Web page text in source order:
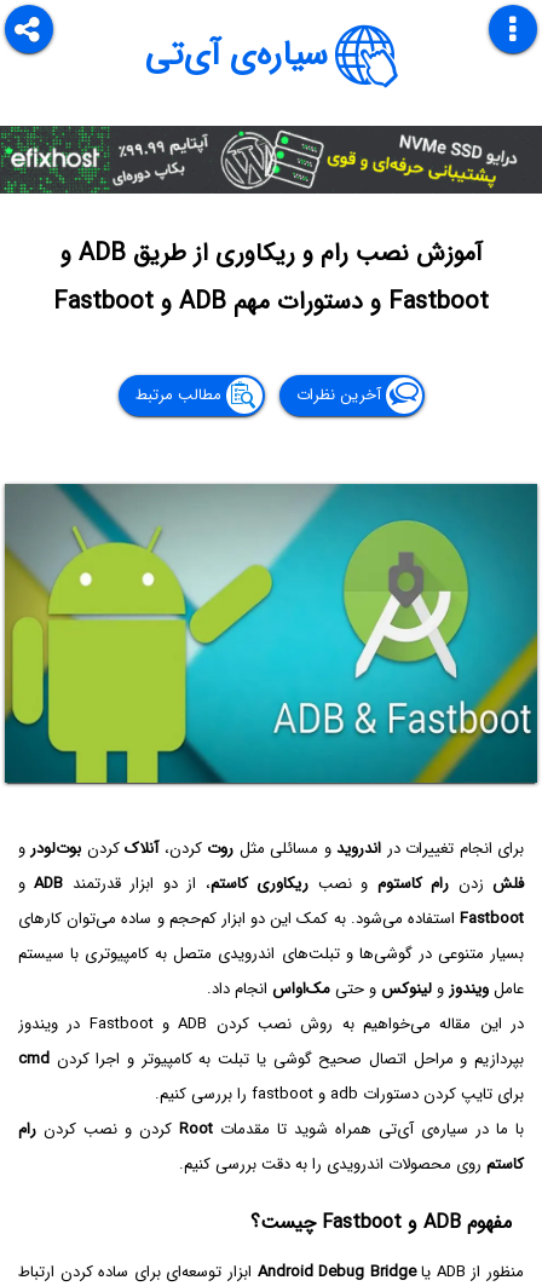
سیاره‌ی آی‌تی
آموزش نصب رام و ریکاوری از طریق ADB و
Fastboot و دستورات مهم ADB و Fastboot
آخرین نظرات مطالب مرتبط
برای انجام تغییرات در اندرویدو مسائلی مثل روت کردن،آنلاککردن بوت‌لودر و
فلشزدن رام کاستوم و نصب ریکاوری کاستم، از دو ابزار قدرتمند ADBو
Fastboot استفاده می‌شود. به کمک این دو ابزار کم‌حجم و ساده می‌توان کارهای
بسیار متنوعی در گوشی‌ها و تبلت‌های اندرویدی متصل به کامپیوتری با سیستم
عاملویندوز و لینوکسو حتیمک‌او‌اس انجام داد.
در این مقاله می‌خواهیم به روش نصب کردن ADB و Fastboot در ویندوز
بپردازیم و مراحل اتصال صحیح گوشی یا تبلت به کامپیوتر و اجرا کردن cmd
برای تایپ کردن دستورات adb و fastboot را بررسی کنیم.
با ما در سیاره‌ی آی‌تی همراه شوید تا مقدمات Root کردن و نصب کردن رام
کاستم روی محصولات اندرویدی را به دقت بررسی کنیم.
مفهوم ADB و Fastboot چیست؟
منظور از ADB یا Android Debug Bridge ابزار توسعه‌‌ای برای ساده کردن ارتباط